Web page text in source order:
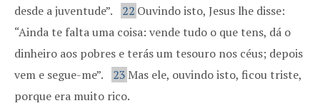
desde a juventude”.
22 Ouvindo isto, Jesus lhe disse:
“Ainda te falta uma coisa: vende tudo o que tens, dá o
dinheiro aos pobres e terás um tesouro nos céus; depois
vem e segue-me”.
23 Mas ele, ouvindo isto, ficou triste,
porque era muito rico.